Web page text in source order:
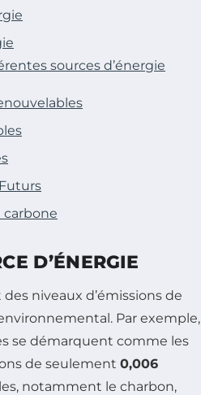
sources d’énergie
carbone
D’ÉNERGIE
niveaux d’émissions de
Par exemple,
se démarquent comme les
de seulement 0,006
notamment le charbon,